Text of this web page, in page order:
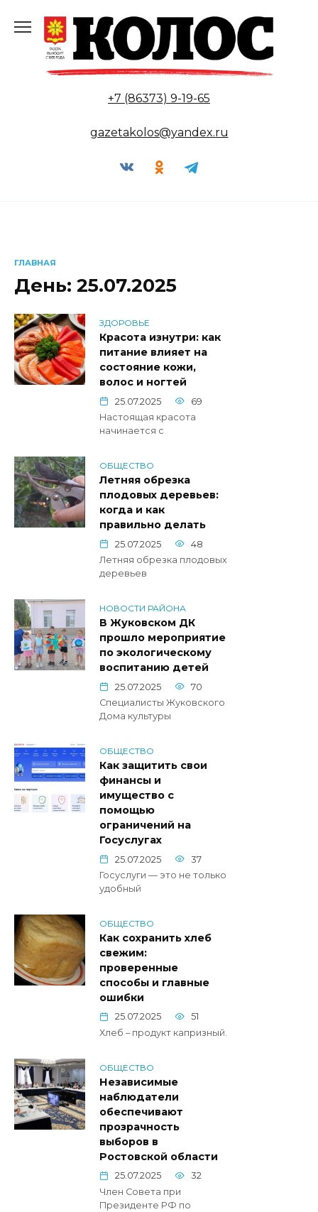
содержанию
+7 (86373) 9-19-65
gazetakolos@yandex.ru
ГЛАВНАЯ
День: 25.07.2025
ЗДОРОВЬЕ
Красота изнутри: как
питание влияет на
состояние кожи,
волос и ногтей
25.07.2025
69
Настоящая красота
начинается с
ОБЩЕСТВО
Летняя обрезка
плодовых деревьев:
когда и как
правильно делать
25.07.2025
48
Летняя обрезка плодовых
деревьев
НОВОСТИ РАЙОНА
В Жуковском ДК
прошло мероприятие
по экологическому
воспитанию детей
25.07.2025
70
Специалисты Жуковского
Дома культуры
ОБЩЕСТВО
Как защитить свои
финансы и
имущество с
помощью
ограничений на
Госуслугах
25.07.2025
37
Госуслуги — это не только
удобный
ОБЩЕСТВО
Как сохранить хлеб
свежим:
проверенные
способы и главные
ошибки
25.07.2025
51
Хлеб – продукт капризный.
ОБЩЕСТВО
Независимые
наблюдатели
обеспечивают
прозрачность
выборов в
Ростовской области
25.07.2025
32
Член Совета при
Президенте РФ по